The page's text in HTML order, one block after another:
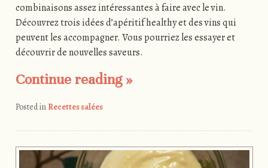
combinaisons assez intéressantes à faire avec le vin.
Découvrez trois idées d’apéritif healthy et des vins qui
peuvent les accompagner. Vous pourriez les essayer et
découvrir de nouvelles saveurs.
Continue reading »
Posted in Recettes salées